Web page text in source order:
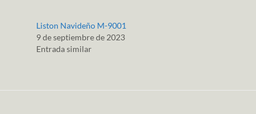
Liston Navideño M-9001
9 de septiembre de 2023
Entrada similar